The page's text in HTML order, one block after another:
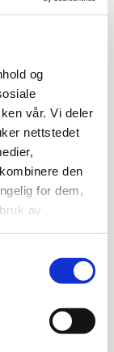
og
vår. Vi deler
nettstedet
den
for dem,
av